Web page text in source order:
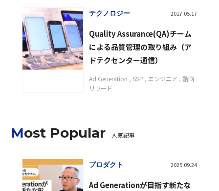
テクノロジー 2017.05.17
Quality Assurance(QA)チーム
による品質管理の取り組み（ア
ドテクセンター通信）
Ad Generation SSP エンジニア
動画
リワード
Most Popular 人気記事
プロダクト 2025.09.24
Ad Generationが目指す新たな